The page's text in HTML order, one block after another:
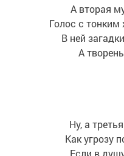
А вторая
Голос с
В ней
А
Ну, а
Как угрозу